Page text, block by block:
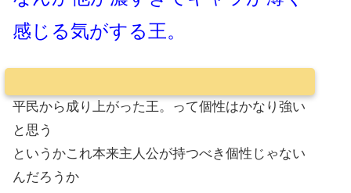
感じる気がする王。
平民から成り上がった王。って個性はかなり強い
と思う
というかこれ本来主人公が持つべき個性じゃない
んだろうか